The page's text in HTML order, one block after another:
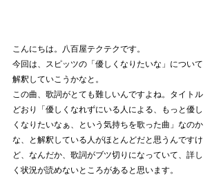
こんにちは。八百屋テクテクです。
今回は、スピッツの「優しくなりたいな」について
解釈していこうかなと。
この曲、歌詞がとても難しいんですよね。タイトル
どおり「優しくなれずにいる人による、もっと優し
くなりたいなぁ、という気持ちを歌った曲」なのか
な、と解釈している人がほとんどだと思うんですけ
ど、なんだか、歌詞がブツ切りになっていて、詳し
く状況が読めないところがあると思います。